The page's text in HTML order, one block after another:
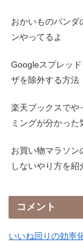
おかいものパンダ
ンやってるよ
Googleスプレッ
ザを除外する方法
楽天ブックスでや
ミングが分かった
お買い物マラソン
しないやり方を紹
コメント
いいね回りの効率